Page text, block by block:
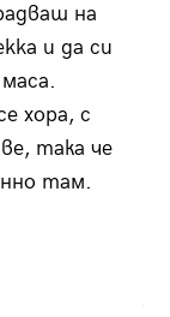
на
и да си
хора, с
така че
там.